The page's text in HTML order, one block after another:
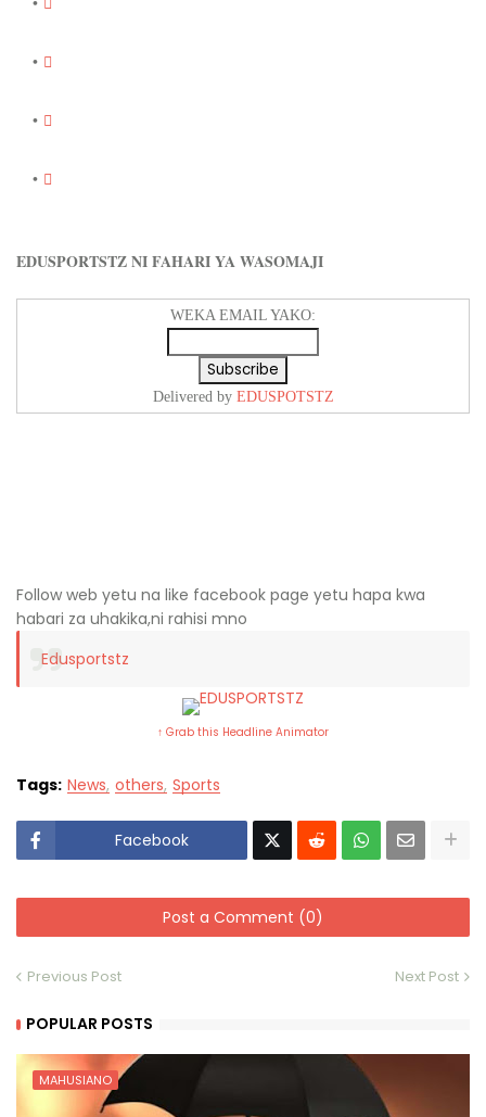
EDUSPORTSTZ NI FAHARI YA WASOMAJI
WEKA EMAIL YAKO:
Delivered by EDUSPOTSTZ
Follow web yetu na like facebook page yetu hapa kwa
habari za uhakika,ni rahisi mno
Edusportstz
↑ Grab this Headline Animator
Tags: News others Sports
Facebook
Post a Comment (0)
Previous Post Next Post
POPULAR POSTS
MAHUSIANO